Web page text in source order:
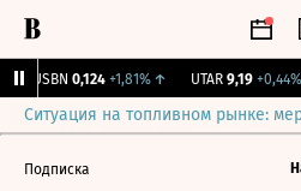
USBN 0,124 +1,81%↑ UTAR 9,19 +0,44%
Ситуация на топливном рынке:
Подписка